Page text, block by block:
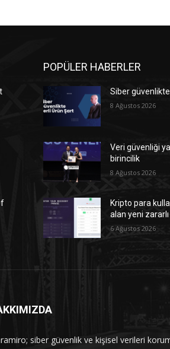
POPÜLER HABERLER
Siber
8 Ağustos 2026
Veri güvenliği
birincilik
8 Ağustos 2026
Kripto para
alan yeni zararlı
6 Ağustos 2026
siber güvenlik ve kişisel verileri